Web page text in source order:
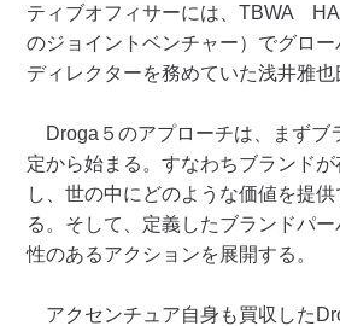
ティブオフィサーには、TBWA
のジョイントベンチャー）でグロ
ディレクターを務めていた浅井雅也
Droga５のアプローチは、まずブ
定から始まる。すなわちブランド
し、世の中にどのような価値を提
る。そして、定義したブランドパ
性のあるアクションを展開する。
アクセンチュア自身も買収した